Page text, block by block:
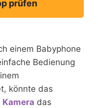
prüfen
einem Babyphone
Bedienung
könnte das
Kamera das